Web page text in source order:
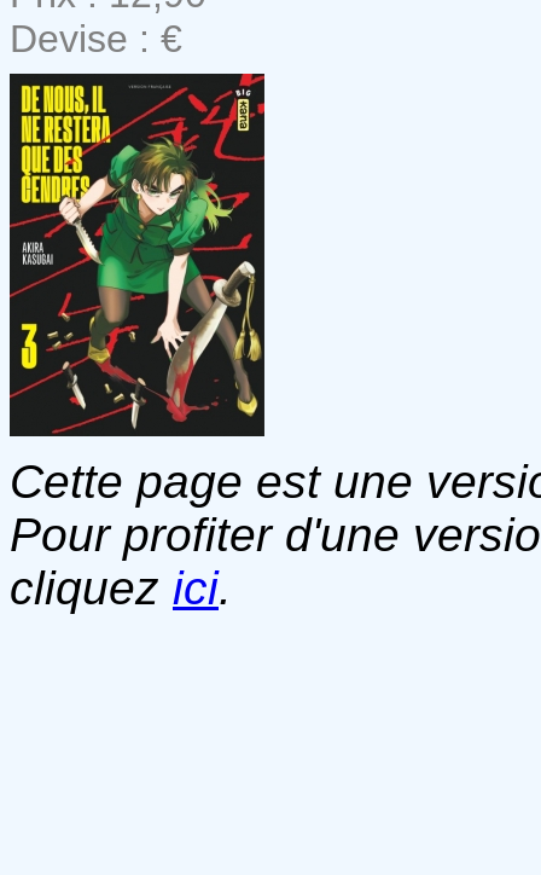
Devise : €
Cette page est une
Pour profiter d'une
cliquez ici.